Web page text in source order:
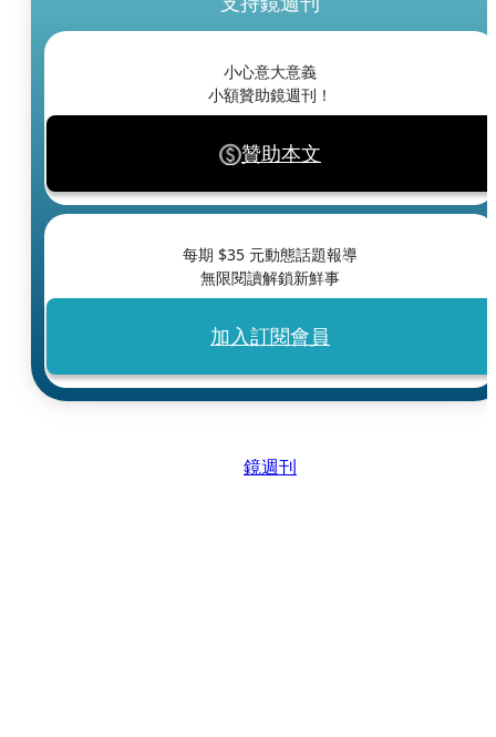
小心意大意義
小額贊助鏡週刊！
贊助本文
每期 $35 元動態話題報導
無限閱讀解鎖新鮮事
加入訂閱會員
鏡週刊